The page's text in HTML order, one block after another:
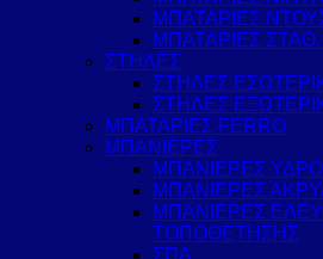
ΜΠΑΤΑΡΙΕΣ
ΜΠΑΤΑΡΙΕΣ
ΣΤΗΛΕΣ
ΣΤΗΛΕΣ
ΣΤΗΛΕΣ
ΜΠΑΤΑΡΙΕΣ FERRO
ΜΠΑΝΙΕΡΕΣ
ΜΠΑΝΙΕΡΕΣ
ΜΠΑΝΙΕΡΕΣ
ΜΠΑΝΙΕΡΕΣ
ΤΟΠΟΘΕΤΗΣΗΣ